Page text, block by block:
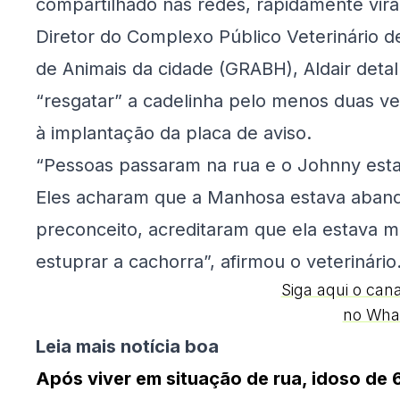
compartilhado nas redes, rapidamente
Diretor do Complexo Público Veterinário
de Animais da cidade (GRABH), Aldair
“resgatar” a cadelinha pelo menos duas
à implantação da placa de aviso.
“Pessoas passaram na rua e o Johnny
Eles acharam que a Manhosa estava
preconceito, acreditaram que ela estava
estuprar a cachorra”, afirmou o
Siga aqui o
no
Leia mais notícia boa
Após viver em situação de rua, idoso de